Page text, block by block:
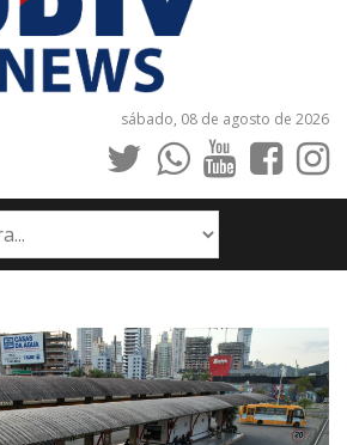
sábado, 08 de agosto de 2026
LEGAIS